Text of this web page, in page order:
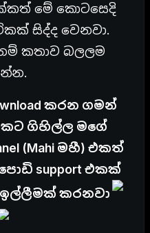
මේ කොටසෙදි
සිද්ද වෙනවා.
කතාව බලලම
කරන ගමන්
ගිහිල්ල මගේ
(Mahi මහී) එකත්
පොඩි support එකක්
කරනවා